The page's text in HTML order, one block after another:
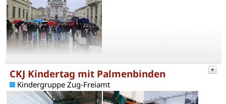
CKJ Kindertag mit Palmenbinden
Kindergruppe Zug-Freiamt